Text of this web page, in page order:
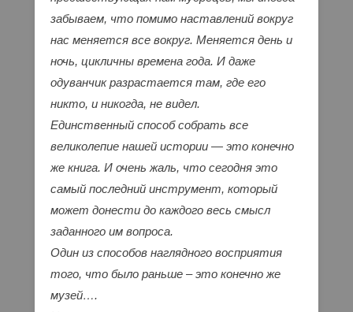
забываем, что помимо наставлений вокруг
нас меняется все вокруг. Меняется день и
ночь, цикличны времена года. И даже
одуванчик разрастается там, где его
никто, и никогда, не видел.
Единственный способ собрать все
великолепие нашей истории — это конечно
же книга. И очень жаль, что сегодня это
самый последний инструмент, который
может донести до каждого весь смысл
заданного им вопроса.
Один из способов наглядного восприятия
того, что было раньше – это конечно же
музей….